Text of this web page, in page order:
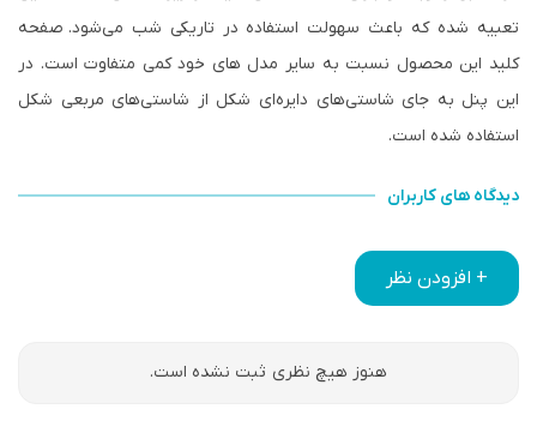
تعبیه شده که باعث سهولت استفاده در تاریکی شب می‌شود. صفحه
کلید این محصول نسبت به سایر مدل های خود کمی متفاوت است. در
این پنل به جای شاستی‌های دایره‌ای شکل از شاستی‌های مربعی شکل
استفاده شده است.
دیدگاه های کاربران
+ افزودن نظر
هنوز هیچ نظری ثبت نشده است.